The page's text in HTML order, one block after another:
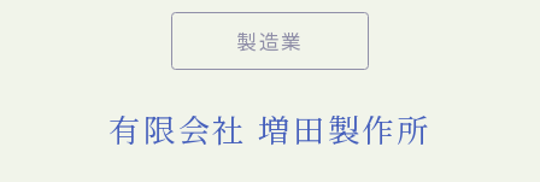
製造業
有限会社 増田製作所